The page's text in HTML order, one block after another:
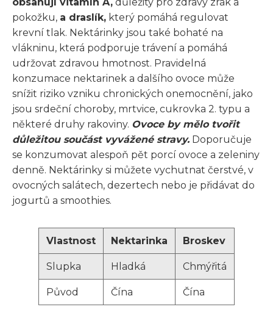
pokožku, a draslík, který pomáhá regulovat
krevní tlak. Nektárinky jsou také bohaté na
vlákninu, která podporuje trávení a pomáhá
udržovat zdravou hmotnost. Pravidelná
konzumace nektarinek a dalšího ovoce může
snížit riziko vzniku chronických onemocnění, jako
jsou srdeční choroby, mrtvice, cukrovka 2. typu a
některé druhy rakoviny. Ovoce by mělo tvořit
důležitou součást vyvážené stravy. Doporučuje
se konzumovat alespoň pět porcí ovoce a zeleniny
denně. Nektárinky si můžete vychutnat čerstvé, v
ovocných salátech, dezertech nebo je přidávat do
jogurtů a smoothies.
Vlastnost Nektarinka Broskev
Slupka Hladká Chmýřitá
Původ Čína Čína